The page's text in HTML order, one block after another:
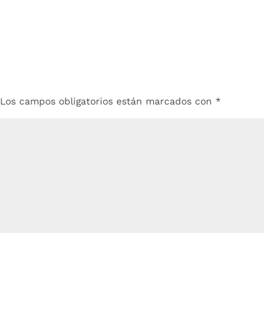
Los campos obligatorios están marcados con *